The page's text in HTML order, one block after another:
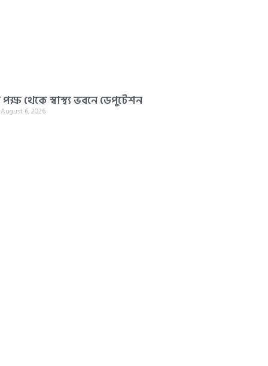
থেকে স্বাস্থ্য ভবনে ডেপুটেশন
August 6, 2026